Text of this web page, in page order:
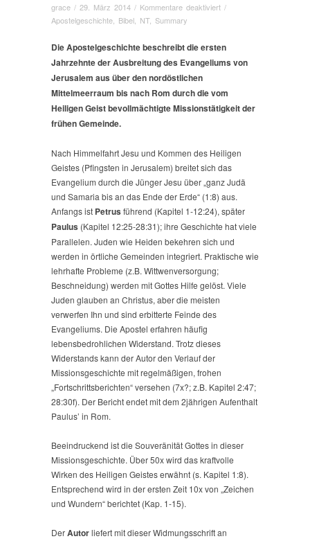
grace / 29. März 2014 / Kommentare deaktiviertfür
Geburt
und
Urkirche
/
Apostelgeschichte, Bibel, NT, Summary
Die Apostelgeschichte beschreibt die ersten
Jahrzehnte der Ausbreitung des Evangeliums von
Jerusalem aus über den nordöstlichen
Mittelmeerraum bis nach Rom durch die vom
Heiligen Geist bevollmächtigte Missionstätigkeit der
frühen Gemeinde.
Nach Himmelfahrt Jesu und Kommen des Heiligen
Geistes (Pfingsten in Jerusalem) breitet sich das
Evangelium durch die Jünger Jesu über „ganz Judä
und Samaria bis an das Ende der Erde“ (1:8) aus.
Anfangs ist Petrus führend (Kapitel 1-12:24), später
Paulus (Kapitel 12:25-28:31); ihre Geschichte hat viele
Parallelen. Juden wie Heiden bekehren sich und
werden in örtliche Gemeinden integriert. Praktische wie
lehrhafte Probleme (z.B. Wittwenversorgung;
Beschneidung) werden mit Gottes Hilfe gelöst. Viele
Juden glauben an Christus, aber die meisten
verwerfen Ihn und sind erbitterte Feinde des
Evangeliums. Die Apostel erfahren häufig
lebensbedrohlichen Widerstand. Trotz dieses
Widerstands kann der Autor den Verlauf der
Missionsgeschichte mit regelmäßigen, frohen
„Fortschrittsberichten“ versehen (7x?; z.B. Kapitel 2:47;
28:30f). Der Bericht endet mit dem 2jährigen Aufenthalt
Paulus’ in Rom.
Beeindruckend ist die Souveränität Gottes in dieser
Missionsgeschichte. Über 50x wird das kraftvolle
Wirken des Heiligen Geistes erwähnt (s. Kapitel 1:8).
Entsprechend wird in der ersten Zeit 10x von „Zeichen
und Wundern“ berichtet (Kap. 1-15).
DerAutorliefert mit dieser Widmungsschrift an